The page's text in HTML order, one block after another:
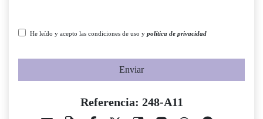
He leído y acepto las condiciones de uso y política de privacidad
Enviar
Referencia: 248-A11